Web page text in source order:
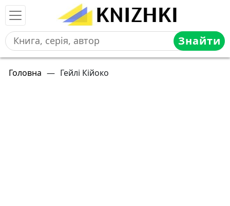
Знайти
Головна — Гейлі Кійоко